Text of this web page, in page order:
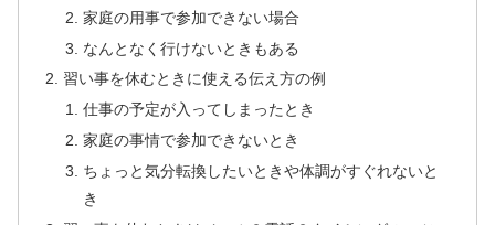
家庭の用事で参加できない場合
なんとなく行けないときもある
習い事を休むときに使える伝え方の例
仕事の予定が入ってしまったとき
家庭の事情で参加できないとき
ちょっと気分転換したいときや体調がすぐれないと
き